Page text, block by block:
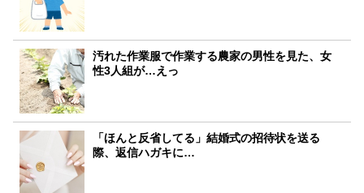
汚れた作業服で作業する農家の男性を見た、女
性3人組が…えっ
「ほんと反省してる」結婚式の招待状を送る
際、返信ハガキに…